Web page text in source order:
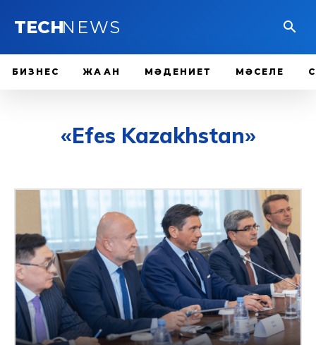
TECHNEWS
БИЗНЕС ЖАҺАН МӘДЕНИЕТ МӘСЕЛЕ
«Efes Kazakhstan»